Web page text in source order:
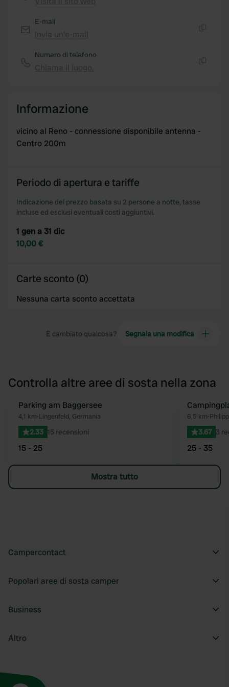
E-mail
Numero di telefono
Informazione
vicino al Reno - connessione disponibile antenna -
Centro 200m
Periodo di apertura e tariffe
Indicazione del prezzo basata su 2 persone a notte, tasse
incluse ed esclusi eventuali costi aggiuntivi.
1 gen a 31 dic
10,00 €
Carte sconto (0)
Nessuna carta sconto accettata
È cambiato qualcosa? Segnala una modifica
Controlla altre aree di sosta nella zona
Preferito
Parking am Baggersee
4,1 km•Lingenfeld, Germania
2.33 15 recensioni
15 - 25
6,5 km•
3.67 3
25 - 35
Mostra tutto
Campercontact
Popolari aree di sosta camper
Business
Altro